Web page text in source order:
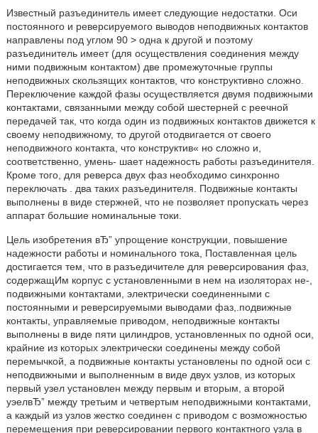
Известный разъединитель имеет следующие недостатки. Оси
постоянного и реверсируемого выводов неподвижных контактов
направлены под углом 90 > одна к другой и поэтому
разъединитель имеет (для осуществления соединения между
ними подвижным контактом) две промежуточные группы
неподвижных скользящих контактов, что конструктивно сложно.
Переключение каждой фазы осуществляется двумя подвижными
контактами, связанными между собой шестерней с реечной
передачей так, что когда один из подвижных контактов движется к
своему неподвижному, то другой отодвигается от своего
неподвижного контакта, что конструктив« но сложно и,
соответственно, умень- шает надежность работы разъединителя.
Кроме того, для реверса двух фаз необходимо синхронно
переключать . два таких разъединителя. Подвижные контакты
выполнены в виде стержней, что не позволяет пропускать через
аппарат большие номинальные токи.
Цель изобретения вЂ” упрощение конструкции, повышение
надежности работы и номинального тока, Поставленная цель
достигается тем, что в разъедичителе для реверсирования фаз,
содержащИм корпус с установленными в нем на изоляторах не-,
подвижными контактами, электрически соединенными с
постоянными и реверсируемыми выводами фаз,.подвижные
контакты, управляемые приводом, неподвижные контакты
выполнены в виде пяти цилиндров, установленных по одной оси,
крайние из которых электрически соединены между собой
перемычкой, а подвижные контакты установлены по одной оси с
неподвижными и выполненным в виде двух узлов, из которых
первый узел установлен между первым и вторым, а второй
уэелвЂ” между третьим и четвертым неподвижными контактами,
а каждый из узлов жестко соединен с приводом с возможностью
перемещения при реверсировании первого контактного узла в